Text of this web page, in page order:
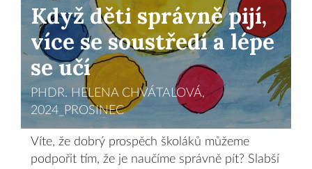
Když děti správně pijí,
více se soustředí a lépe
se učí
PHDR. HELENA CHVÁTALOVÁ,
2024_PROSINEC
Víte, že dobrý prospěch školáků můžeme
podpořit tím, že je naučíme správně pít? Slabší